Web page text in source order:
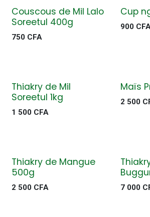
Couscous de Mil Lalo
Soreetul 400g
750 CFA
Cup
900
Thiakry de Mil
Soreetul 1kg
1 500 CFA
Maïs
2 500
Thiakry de Mangue
500g
2 500 CFA 7 000